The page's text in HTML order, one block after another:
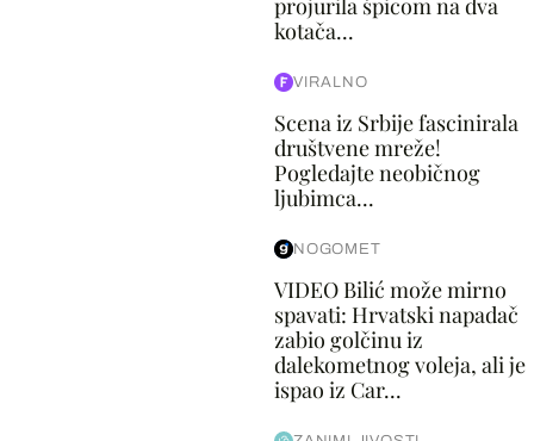
kotača...
VIRALNO
Scena iz Srbije fascinirala
društvene mreže!
Pogledajte neobičnog
ljubimca...
NOGOMET
VIDEO Bilić može mirno
spavati: Hrvatski napadač
zabio golčinu iz
dalekometnog voleja, ali je
ispao iz Car...